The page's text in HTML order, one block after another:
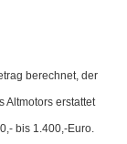
berechnet, der
Altmotors erstattet
bis 1.400,-Euro.